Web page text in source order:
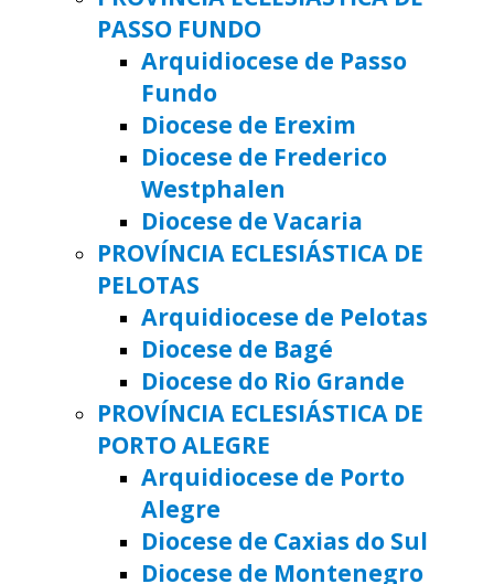
PASSO FUNDO
Arquidiocese de Passo
Fundo
Diocese de Erexim
Diocese de Frederico
Westphalen
Diocese de Vacaria
PROVÍNCIA ECLESIÁSTICA DE
PELOTAS
Arquidiocese de Pelotas
Diocese de Bagé
Diocese do Rio Grande
PROVÍNCIA ECLESIÁSTICA DE
PORTO ALEGRE
Arquidiocese de Porto
Alegre
Diocese de Caxias do Sul
Diocese de Montenegro